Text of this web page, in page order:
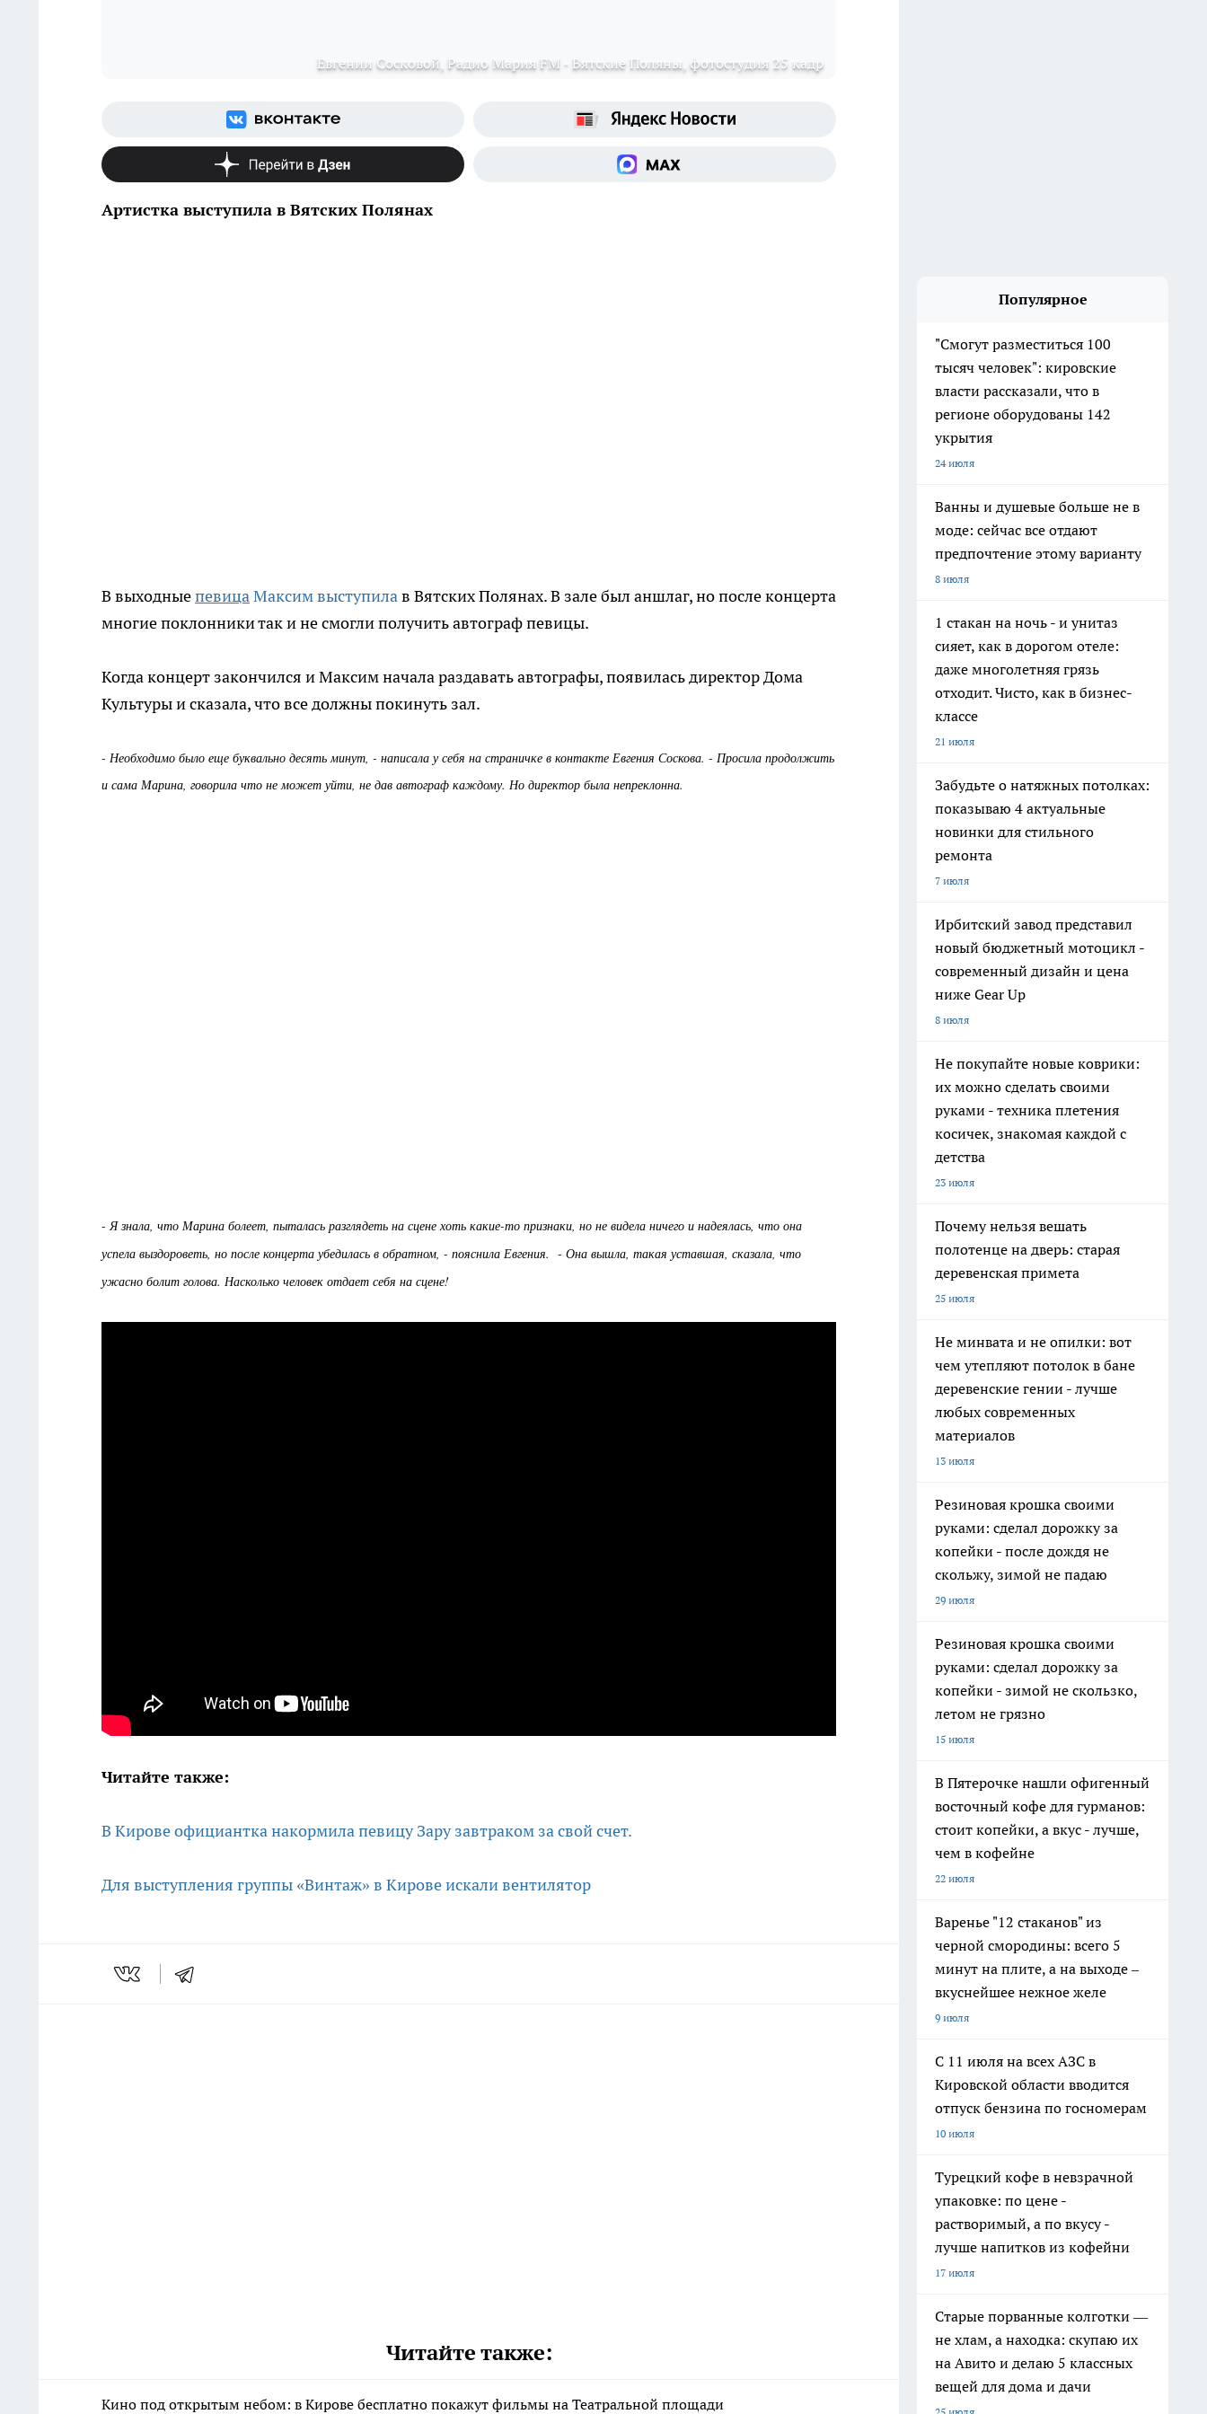
Евгении Сосковой, Радио Мария FM - Вятские Поляны, фотостудия 25 кадр
Артистка выступила в Вятских Полянах
В выходныепевицаМаксим выступилав Вятских Полянах. В зале был аншлаг, но после концерта
многие поклонники так и не смогли получить автограф певицы.
Когда концерт закончился и Максим начала раздавать автографы, появилась директор Дома
Культуры и сказала, что все должны покинуть зал.
- Необходимо было еще буквально десять минут, - написала у себя на страничке в контакте Евгения Соскова. - Просила продолжить
и сама Марина, говорила что не может уйти, не дав автограф каждому. Но директор была непреклонна.
-Я знала, что Марина болеет, пыталась разглядеть на сцене хоть какие-то признаки, но не видела ничего и надеялась, что она
успела выздороветь, но после концерта убедилась в обратном, - пояснила Евгения. - Она вышла, такая уставшая, сказала, что
ужасно болит голова. Насколько человек отдает себя на сцене!
Читайте также:
В Кирове официантка накормила певицу Зару завтраком за свой счет.
Для выступления группы «Винтаж» в Кирове искали вентилятор
Читайте также:
Кино под открытым небом: в Кирове бесплатно покажут фильмы на Театральной площади
Популярное
"Смогут разместиться 100
тысяч человек": кировские
власти рассказали, что в
регионе оборудованы 142
укрытия
24 июля
Ванны и душевые больше не в
моде: сейчас все отдают
предпочтение этому варианту
8 июля
1 стакан на ночь - и унитаз
сияет, как в дорогом отеле:
даже многолетняя грязь
отходит. Чисто, как в бизнес-
классе
21 июля
Забудьте о натяжных потолках:
показываю 4 актуальные
новинки для стильного
ремонта
7 июля
Ирбитский завод представил
новый бюджетный мотоцикл -
современный дизайн и цена
ниже Gear Up
8 июля
Не покупайте новые коврики:
их можно сделать своими
руками - техника плетения
косичек, знакомая каждой с
детства
23 июля
Почему нельзя вешать
полотенце на дверь: старая
деревенская примета
25 июля
Не минвата и не опилки: вот
чем утепляют потолок в бане
деревенские гении - лучше
любых современных
материалов
13 июля
Резиновая крошка своими
руками: сделал дорожку за
копейки - после дождя не
скольжу, зимой не падаю
29 июля
Резиновая крошка своими
руками: сделал дорожку за
копейки - зимой не скользко,
летом не грязно
15 июля
В Пятерочке нашли офигенный
восточный кофе для гурманов:
стоит копейки, а вкус - лучше,
чем в кофейне
22 июля
Варенье "12 стаканов" из
черной смородины: всего 5
минут на плите, а на выходе –
вкуснейшее нежное желе
9 июля
С 11 июля на всех АЗС в
Кировской области вводится
отпуск бензина по госномерам
10 июля
Турецкий кофе в невзрачной
упаковке: по цене -
растворимый, а по вкусу -
лучше напитков из кофейни
17 июля
Старые порванные колготки —
не хлам, а находка: скупаю их
на Авито и делаю 5 классных
вещей для дома и дачи